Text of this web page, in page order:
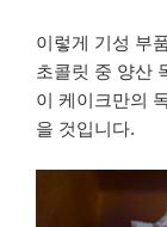
이렇게 기성 부
초콜릿 중 양산
이 케이크만의
을 것입니다.